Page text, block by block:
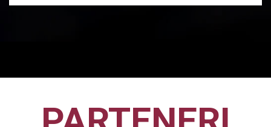
CFR CLUJ – FC VOLUNTARI